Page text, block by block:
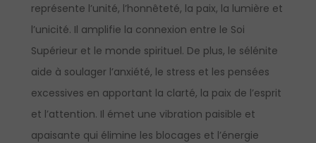
représente l’unité, l’honnêteté, la paix, la lumière et
l’unicité. Il amplifie la connexion entre le Soi
Supérieur et le monde spirituel. De plus, le sélénite
aide à soulager l’anxiété, le stress et les pensées
excessives en apportant la clarté, la paix de l’esprit
et l’attention. Il émet une vibration paisible et
apaisante qui élimine les blocages et l’énergie